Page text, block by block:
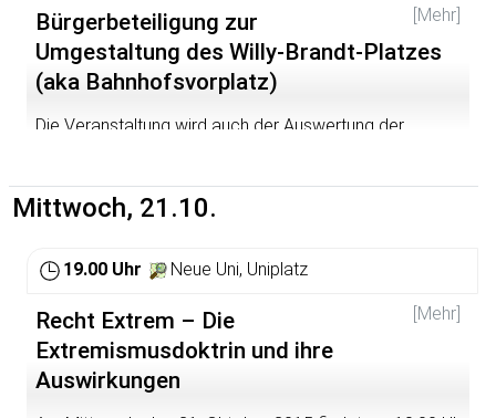
[Mehr]
Bürgerbeteiligung zur
Umgestaltung des Willy-Brandt-Platzes
(aka Bahnhofsvorplatz)
Die Veranstaltung wird auch der Auswertung der
dienen.
Mittwoch, 21.10.
19.00 Uhr Neue Uni, Uniplatz
[Mehr]
Recht Extrem – Die
Extremismusdoktrin und ihre
Auswirkungen